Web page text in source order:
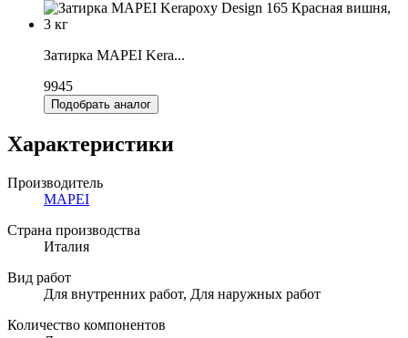
Затирка MAPEI Kera...
9945
Подобрать аналог
Характеристики
Производитель
MAPEI
Страна производства
Италия
Вид работ
Для внутренних работ, Для наружных работ
Количество компонентов